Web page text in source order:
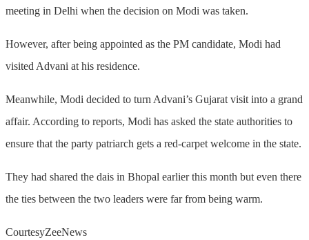
meeting in Delhi when the decision on Modi was taken.
However, after being appointed as the PM candidate, Modi had
visited Advani at his residence.
Meanwhile, Modi decided to turn Advani’s Gujarat visit into a grand
affair. According to reports, Modi has asked the state authorities to
ensure that the party patriarch gets a red-carpet welcome in the state.
They had shared the dais in Bhopal earlier this month but even there
the ties between the two leaders were far from being warm.
CourtesyZeeNews